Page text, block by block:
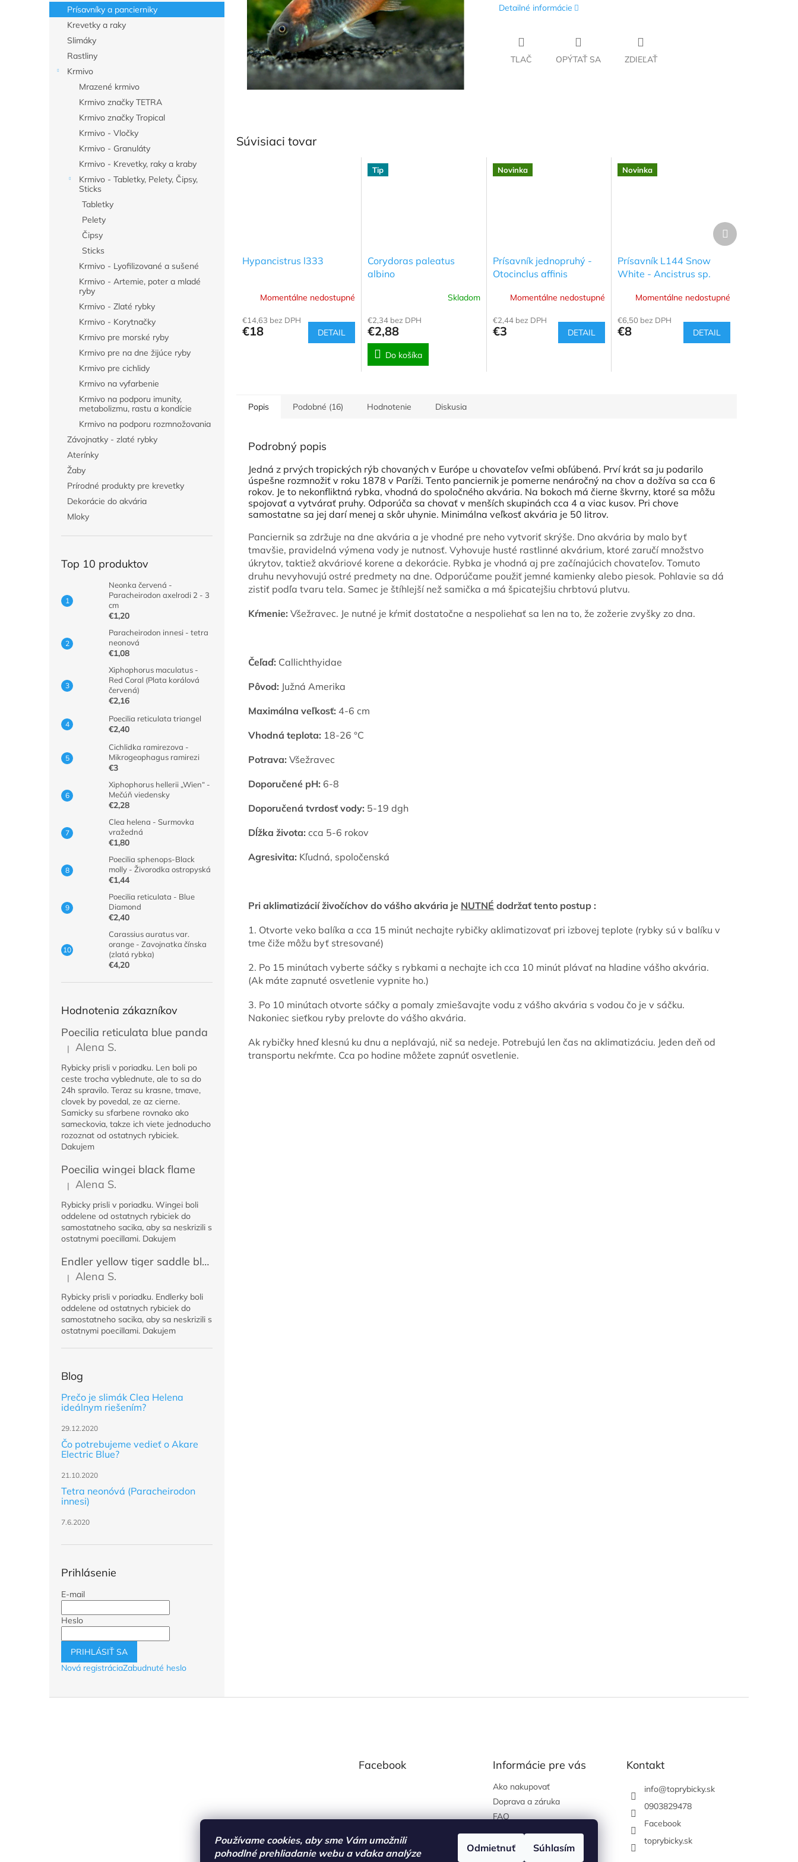
Používame cookies, aby sme Vám umožnili
pohodlné prehliadanie webu a vďaka analýze
Odmietnuť Súhlasím
Prísavníky a pancierniky
Krevetky a raky
Slimáky
Rastliny
Krmivo
Mrazené krmivo
Krmivo značky TETRA
Krmivo značky Tropical
Krmivo - Vločky
Krmivo - Granuláty
Krmivo - Krevetky, raky a kraby
Krmivo - Tabletky, Pelety, Čipsy,
Sticks
Tabletky
Pelety
Čipsy
Sticks
Krmivo - Lyofilizované a sušené
Krmivo - Artemie, poter a mladé
ryby
Krmivo - Zlaté rybky
Krmivo - Korytnačky
Krmivo pre morské ryby
Krmivo pre na dne žijúce ryby
Krmivo pre cichlidy
Krmivo na vyfarbenie
Krmivo na podporu imunity,
metabolizmu, rastu a kondície
Krmivo na podporu rozmnožovania
Závojnatky - zlaté rybky
Aterínky
Žaby
Prírodné produkty pre krevetky
Dekorácie do akvária
Mloky
Top 10 produktov
Neonka červená -
Paracheirodon axelrodi 2 - 3
cm
€1,20
Paracheirodon innesi - tetra
neonová
€1,08
Xiphophorus maculatus -
Red Coral (Plata korálová
červená)
€2,16
Poecilia reticulata triangel
€2,40
Cichlidka ramirezova -
Mikrogeophagus ramirezi
€3
Xiphophorus hellerii „Wien“ -
Mečúň viedensky
€2,28
Clea helena - Surmovka
vražedná
€1,80
Poecilia sphenops-Black
molly - Živorodka ostropyská
€1,44
Poecilia reticulata - Blue
Diamond
€2,40
Carassius auratus var.
orange - Zavojnatka čínska
(zlatá rybka)
€4,20
Hodnotenia zákazníkov
Poecilia reticulata blue panda
Hodnotenie produktu je 5 z 5 hviezdičiek.
| Alena S.
Rybicky prisli v poriadku. Len boli po
ceste trocha vyblednute, ale to sa do
24h spravilo. Teraz su krasne, tmave,
clovek by povedal, ze az cierne.
Samicky su sfarbene rovnako ako
sameckovia, takze ich viete jednoducho
rozoznat od ostatnych rybiciek.
Dakujem
Poecilia wingei black flame
Hodnotenie produktu je 5 z 5 hviezdičiek.
| Alena S.
Rybicky prisli v poriadku. Wingei boli
oddelene od ostatnych rybiciek do
samostatneho sacika, aby sa neskrizili s
ostatnymi poecillami. Dakujem
Endler yellow tiger saddle black
Hodnotenie produktu je 5 z 5 hviezdičiek.
| Alena S.
Rybicky prisli v poriadku. Endlerky boli
oddelene od ostatnych rybiciek do
samostatneho sacika, aby sa neskrizili s
ostatnymi poecillami. Dakujem
Blog
Prečo je slimák Clea Helena
ideálnym riešením?
29.12.2020
Čo potrebujeme vedieť o Akare
Electric Blue?
21.10.2020
Tetra neonóvá (Paracheirodon
innesi)
7.6.2020
Prihlásenie
E-mail
Heslo
PRIHLÁSIŤ SA
Nová registráciaZabudnuté heslo
Detailné informácie
TLAČ OPÝTAŤ SA ZDIEĽAŤ
Súvisiaci tovar
Hypancistrus l333
Momentálne nedostupné
€14,63 bez DPH
€18 DETAIL
Tip
Corydoras paleatus
albino
Skladom
€2,34 bez DPH
€2,88
Do košíka
Novinka
Prísavník jednopruhý -
Otocinclus affinis
Momentálne nedostupné
€2,44 bez DPH
€3 DETAIL
Novinka
Prísavník L144 Snow
White - Ancistrus sp.
Momentálne nedostupné
€6,50 bez DPH
€8 DETAIL
Ďalší
produkt
Popis Podobné (16) Hodnotenie Diskusia
Podrobný popis
Jedná z prvých tropických rýb chovaných v Európe u chovateľov veľmi obľúbená. Prví krát sa ju podarilo
úspešne rozmnožiť v roku 1878 v Paríži. Tento panciernik je pomerne nenáročný na chov a dožíva sa cca 6
rokov. Je to nekonfliktná rybka, vhodná do spoločného akvária. Na bokoch má čierne škvrny, ktoré sa môžu
spojovať a vytvárať pruhy. Odporúča sa chovať v menších skupinách cca 4 a viac kusov. Pri chove
samostatne sa jej darí menej a skôr uhynie. Minimálna veľkosť akvária je 50 litrov.
Panciernik sa zdržuje na dne akvária a je vhodné pre neho vytvoriť skrýše. Dno akvária by malo byť
tmavšie, pravidelná výmena vody je nutnosť. Vyhovuje husté rastlinné akvárium, ktoré zaručí množstvo
úkrytov, taktiež akváriové korene a dekorácie. Rybka je vhodná aj pre začínajúcich chovateľov. Tomuto
druhu nevyhovujú ostré predmety na dne. Odporúčame použiť jemné kamienky alebo piesok. Pohlavie sa dá
zistiť podľa tvaru tela. Samec je štíhlejší než samička a má špicatejšiu chrbtovú plutvu.
Kŕmenie: Všežravec. Je nutné je kŕmiť dostatočne a nespoliehať sa len na to, že zožerie zvyšky zo dna.
Čeľaď: Callichthyidae
Pôvod: Južná Amerika
Maximálna veľkosť: 4-6 cm
Vhodná teplota: 18-26 °C
Potrava: Všežravec
Doporučené pH: 6-8
Doporučená tvrdosť vody: 5-19 dgh
Dĺžka života: cca 5-6 rokov
Agresivita: Kľudná, spoločenská
Pri aklimatizácií živočíchov do vášho akvária je NUTNÉ dodržať tento postup :
1. Otvorte veko balíka a cca 15 minút nechajte rybičky aklimatizovať pri izbovej teplote (rybky sú v balíku v
tme čiže môžu byť stresované)
2. Po 15 minútach vyberte sáčky s rybkami a nechajte ich cca 10 minút plávať na hladine vášho akvária.
(Ak máte zapnuté osvetlenie vypnite ho.)
3. Po 10 minútach otvorte sáčky a pomaly zmiešavajte vodu z vášho akvária s vodou čo je v sáčku.
Nakoniec sieťkou ryby prelovte do vášho akvária.
Ak rybičky hneď klesnú ku dnu a neplávajú, nič sa nedeje. Potrebujú len čas na aklimatizáciu. Jeden deň od
transportu nekŕmte. Cca po hodine môžete zapnúť osvetlenie.
Facebook Informácie pre vás
Ako nakupovať
Doprava a záruka
FAQ
Obchodné podmienky
Podmienky ochrany
Kontakt
info@toprybicky.sk
0903829478
Facebook
toprybicky.sk